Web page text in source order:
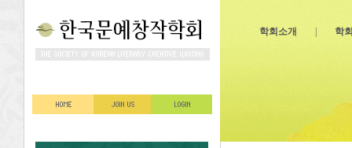
학회소개 학